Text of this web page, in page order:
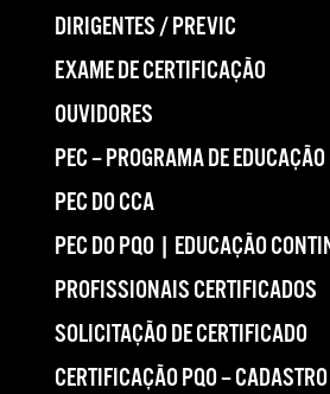
DIRIGENTES / PREVIC
EXAME DE CERTIFICAÇÃO
OUVIDORES
PEC – PROGRAMA DE
PEC DO CCA
PEC DO PQO | EDUCAÇÃO
PROFISSIONAIS CERTIFICADOS
SOLICITAÇÃO DE CERTIFICADO
CERTIFICAÇÃO PQO –